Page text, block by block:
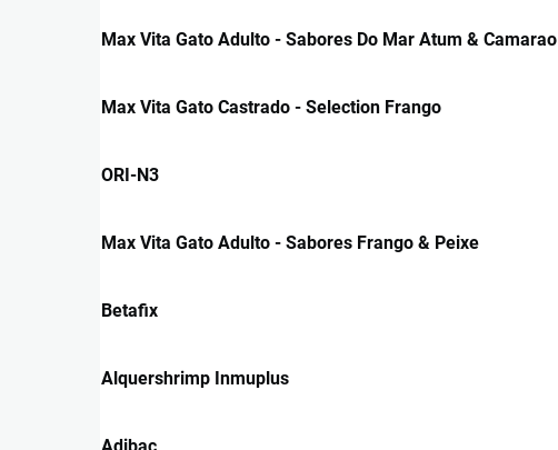
Max Vita Gato Adulto - Sabores Do Mar Atum & Camarao
Max Vita Gato Castrado - Selection Frango
ORI-N3
Max Vita Gato Adulto - Sabores Frango & Peixe
Betafix
Alquershrimp Inmuplus